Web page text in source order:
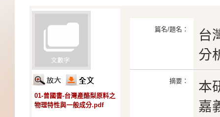
01-曾國書-台灣產酪梨原料之
物理特性與一般成分.pdf
篇名/題名：
台
分
摘要：
本
嘉